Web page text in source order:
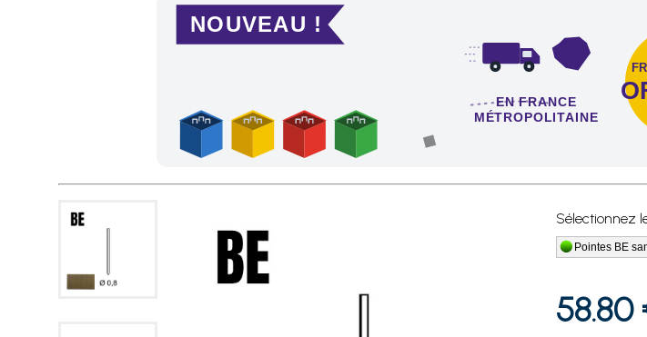
NOUVEAU !
EN FRANCE
MÉTROPOLITAINE
Frais de port offerts en France métropolitaine dès l'achat de 4 sachets ou boîtes d'agrafes ou de
Sélectionnez
Pointes BE
58.80